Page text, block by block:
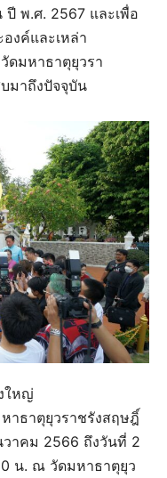
พ.ศ. 2567 และเพื่อ
งค์และเหล่า
ดมหาธาตุยุวรา
มาถึงปัจจุบัน
ใหญ่
าธาตุยุวราชรังสฤษฎิ์
าคม 2566 ถึงวันที่ 2
น. ณ วัดมหาธาตุยุว